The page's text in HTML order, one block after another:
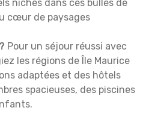
nichés dans ces bulles de
cœur de paysages
Pour un séjour réussi avec
les régions de Île Maurice
adaptées et des hôtels
spacieuses, des piscines